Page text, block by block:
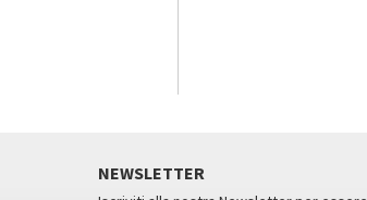
NEWSLETTER